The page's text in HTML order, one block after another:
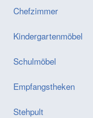
Chefzimmer
Kindergartenmöbel
Schulmöbel
Empfangstheken
Stehpult